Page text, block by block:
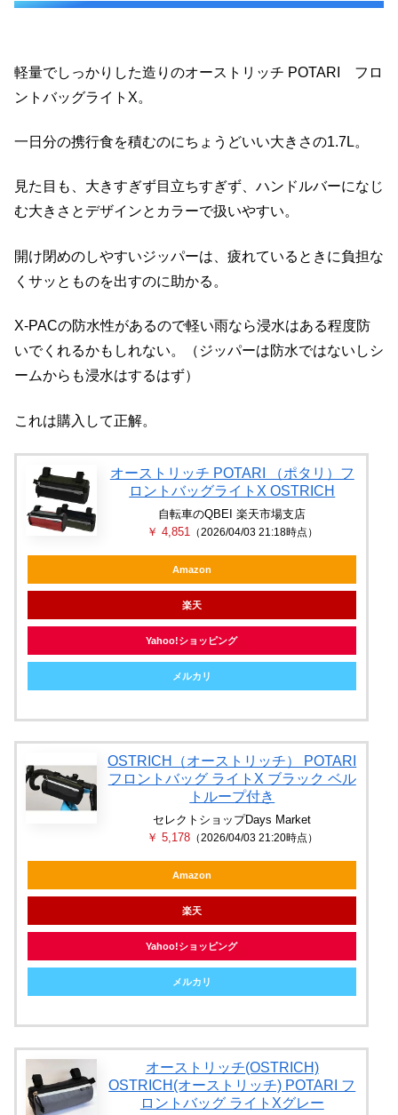
軽量でしっかりした造りのオーストリッチ POTARI フロ
ントバッグライトX。
一日分の携行食を積むのにちょうどいい大きさの1.7L。
見た目も、大きすぎず目立ちすぎず、ハンドルバーになじ
む大きさとデザインとカラーで扱いやすい。
開け閉めのしやすいジッパーは、疲れているときに負担な
くサッとものを出すのに助かる。
X-PACの防水性があるので軽い雨なら浸水はある程度防
いでくれるかもしれない。（ジッパーは防水ではないしシ
ームからも浸水はするはず）
これは購入して正解。
オーストリッチ POTARI （ポタリ）フ
ロントバッグライトX OSTRICH
自転車のQBEI 楽天市場支店
￥ 4,851
（2026/04/03 21:18時点）
Amazon
楽天
Yahoo!ショッピング
メルカリ
OSTRICH（オーストリッチ） POTARI
フロントバッグ ライトX ブラック ベル
トループ付き
セレクトショップDays Market
￥ 5,178（2026/04/03 21:20時点）
Amazon
楽天
Yahoo!ショッピング
メルカリ
オーストリッチ(OSTRICH)
OSTRICH(オーストリッチ) POTARI フ
ロントバッグ ライトXグレー